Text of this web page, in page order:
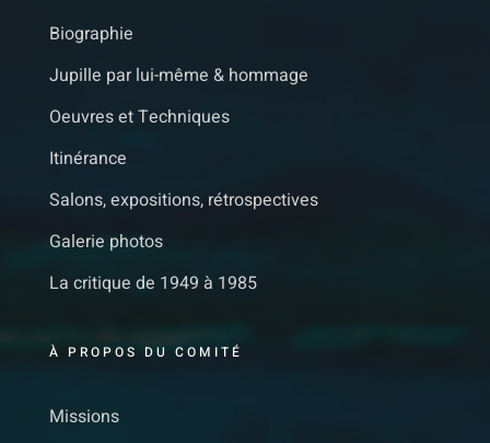
Biographie
Jupille par lui-même & hommage
Oeuvres et Techniques
Itinérance
Salons, expositions, rétrospectives
Galerie photos
La critique de 1949 à 1985
À PROPOS DU COMITÉ
Missions